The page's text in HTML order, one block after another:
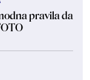
pravila da